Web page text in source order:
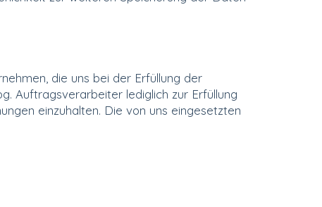
die uns bei der Erfüllung der
Auftragsverarbeiter lediglich zur Erfüllung
einzuhalten. Die von uns eingesetzten